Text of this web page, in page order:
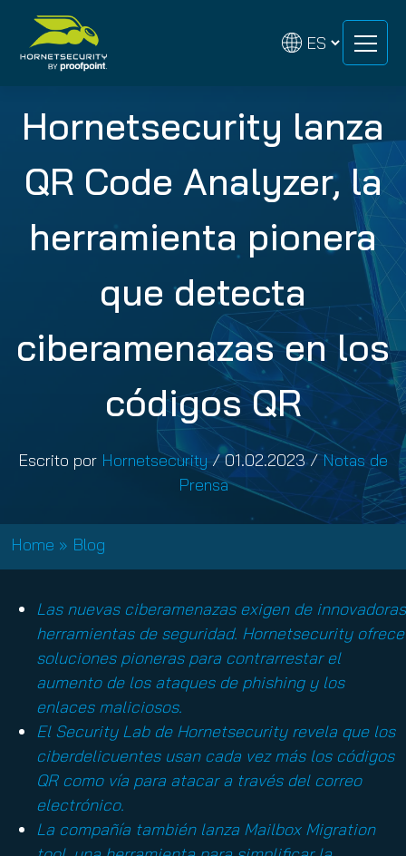
content
content
Hornetsecurity lanza
QR Code Analyzer, la
herramienta pionera
que detecta
ciberamenazas en los
códigos QR
Escrito por Hornetsecurity/01.02.2023/Notas de
Prensa
Home » Blog
Las nuevas ciberamenazas exigen de innovadoras
herramientas de seguridad. Hornetsecurity ofrece
soluciones pioneras para contrarrestar el
aumento de los ataques de phishing y los
enlaces maliciosos.
El Security Lab de Hornetsecurity revela que los
ciberdelicuentes usan cada vez más los códigos
QR como vía para atacar a través del correo
electrónico.
La compañía también lanza Mailbox Migration